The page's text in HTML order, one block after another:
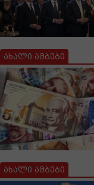
ახალი ამბები
ახალი ამბები